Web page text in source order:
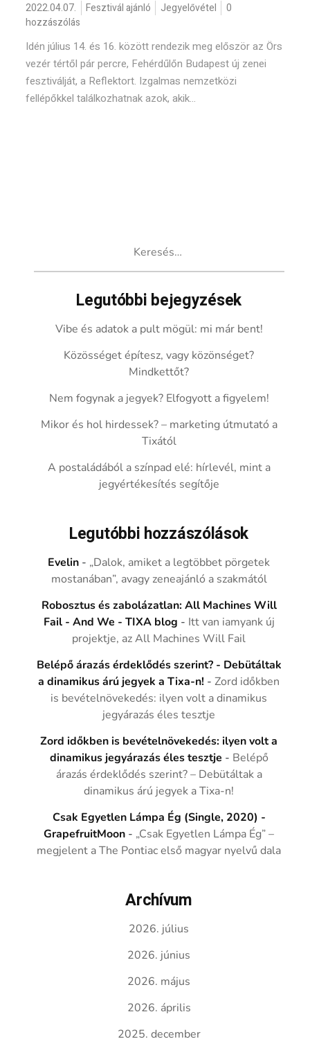
2022.04.07. Fesztivál ajánló Jegyelővétel
0
hozzászólás
Idén július 14. és 16. között rendezik meg először az Örs
vezér tértől pár percre, Fehérdűlőn Budapest új zenei
fesztiválját, a Reflektort. Izgalmas nemzetközi
fellépőkkel találkozhatnak azok, akik...
Legutóbbi bejegyzések
Vibe és adatok a pult mögül: mi már bent!
Közösséget építesz, vagy közönséget?
Mindkettőt?
Nem fogynak a jegyek? Elfogyott a figyelem!
Mikor és hol hirdessek? – marketing útmutató a
Tixától
A postaládából a színpad elé: hírlevél, mint a
jegyértékesítés segítője
Legutóbbi hozzászólások
Evelin - „Dalok, amiket a legtöbbet pörgetek
mostanában”, avagy zeneajánló a szakmától
Robosztus és zabolázatlan: All Machines Will
Fail - And We - TIXA blog - Itt van iamyank új
projektje, az All Machines Will Fail
Belépő árazás érdeklődés szerint? - Debütáltak
a dinamikus árú jegyek a Tixa-n! -Zord időkben
is bevételnövekedés: ilyen volt a dinamikus
jegyárazás éles tesztje
Zord időkben is bevételnövekedés: ilyen volt a
dinamikus jegyárazás éles tesztje - Belépő
árazás érdeklődés szerint? – Debütáltak a
dinamikus árú jegyek a Tixa-n!
Csak Egyetlen Lámpa Ég (Single, 2020) -
GrapefruitMoon - „Csak Egyetlen Lámpa Ég” –
megjelent a The Pontiac első magyar nyelvű dala
Archívum
2026. július
2026. június
2026. május
2026. április
2025. december